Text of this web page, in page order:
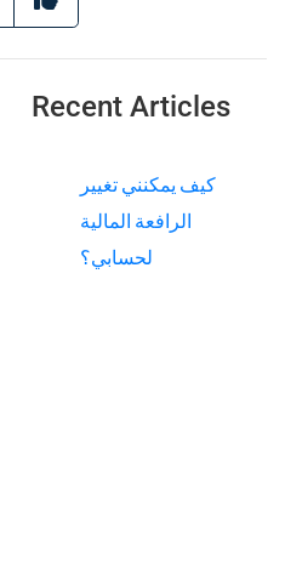
Recent Articles
كيف يمكنني تغيير
الرافعة المالية
لحسابي؟